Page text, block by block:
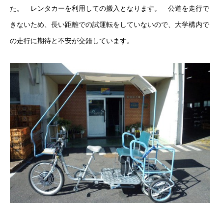
た。 レンタカーを利用しての搬入となります。 公道を走行で
きないため、長い距離での試運転をしていないので、大学構内で
の走行に期待と不安が交錯しています。